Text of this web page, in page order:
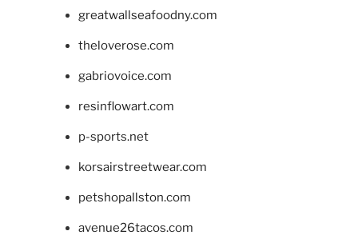
greatwallseafoodny.com
theloverose.com
gabriovoice.com
resinflowart.com
p-sports.net
korsairstreetwear.com
petshopallston.com
avenue26tacos.com